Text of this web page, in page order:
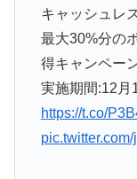
キャッシュレ
最大30%分の
得キャンペー
実施期間:12月
https://t.co/